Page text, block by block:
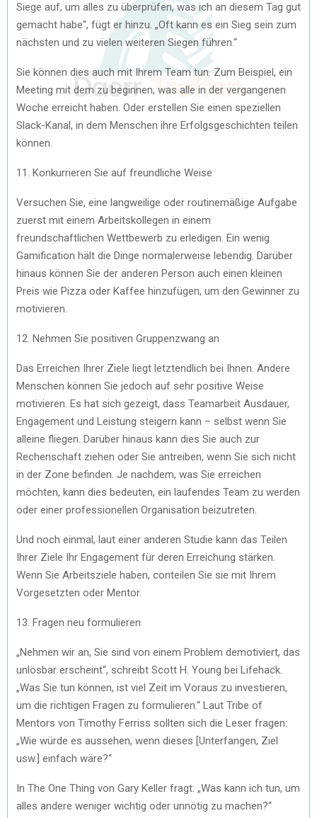
Siege auf, um alles zu überprüfen, was ich an diesem Tag gut
gemacht habe“, fügt er hinzu. „Oft kann es ein Sieg sein zum
nächsten und zu vielen weiteren Siegen führen.“
Sie können dies auch mit Ihrem Team tun. Zum Beispiel, ein
Meeting mit dem zu beginnen, was alle in der vergangenen
Woche erreicht haben. Oder erstellen Sie einen speziellen
Slack-Kanal, in dem Menschen ihre Erfolgsgeschichten teilen
können.
11. Konkurrieren Sie auf freundliche Weise
Versuchen Sie, eine langweilige oder routinemäßige Aufgabe
zuerst mit einem Arbeitskollegen in einem
freundschaftlichen Wettbewerb zu erledigen. Ein wenig
Gamification hält die Dinge normalerweise lebendig. Darüber
hinaus können Sie der anderen Person auch einen kleinen
Preis wie Pizza oder Kaffee hinzufügen, um den Gewinner zu
motivieren.
12. Nehmen Sie positiven Gruppenzwang an
Das Erreichen Ihrer Ziele liegt letztendlich bei Ihnen. Andere
Menschen können Sie jedoch auf sehr positive Weise
motivieren. Es hat sich gezeigt, dass Teamarbeit Ausdauer,
Engagement und Leistung steigern kann – selbst wenn Sie
alleine fliegen. Darüber hinaus kann dies Sie auch zur
Rechenschaft ziehen oder Sie antreiben, wenn Sie sich nicht
in der Zone befinden. Je nachdem, was Sie erreichen
möchten, kann dies bedeuten, ein laufendes Team zu werden
oder einer professionellen Organisation beizutreten.
Und noch einmal, laut einer anderen Studie kann das Teilen
Ihrer Ziele Ihr Engagement für deren Erreichung stärken.
Wenn Sie Arbeitsziele haben, conteilen Sie sie mit Ihrem
Vorgesetzten oder Mentor.
13. Fragen neu formulieren
„Nehmen wir an, Sie sind von einem Problem demotiviert, das
unlösbar erscheint“, schreibt Scott H. Young bei Lifehack.
„Was Sie tun können, ist viel Zeit im Voraus zu investieren,
um die richtigen Fragen zu formulieren.“ Laut Tribe of
Mentors von Timothy Ferriss sollten sich die Leser fragen:
„Wie würde es aussehen, wenn dieses [Unterfangen, Ziel
usw.] einfach wäre?“
In The One Thing von Gary Keller fragt: „Was kann ich tun, um
alles andere weniger wichtig oder unnötig zu machen?“